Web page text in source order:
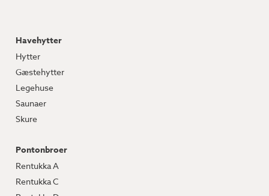
Havehytter
Hytter
Gæstehytter
Legehuse
Saunaer
Skure
Pontonbroer
Rentukka A
Rentukka C